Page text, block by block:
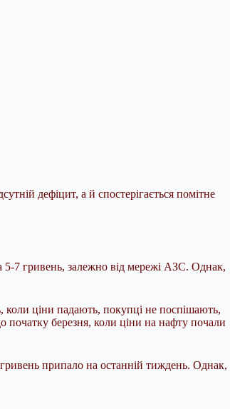
дефіцит, а й спостерігається помітне
5-7 гривень, залежно від мережі АЗС. Однак,
коли ціни падають, покупці не поспішають,
початку березня, коли ціни на нафту почали
припало на останній тиждень. Однак,